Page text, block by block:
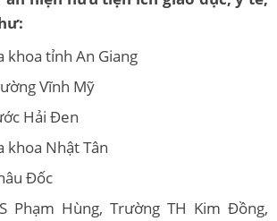
khoa tỉnh An Giang
Vĩnh Mỹ
Hải Đen
khoa Nhật Tân
Đốc
Phạm Hùng, Trường TH Kim Đồng,